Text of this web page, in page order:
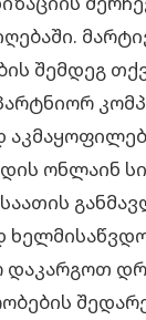
შემდეგ
ონლაინ
დაკარგოთ